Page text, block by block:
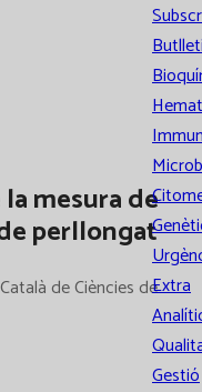
Extra
Gestió
la mesura de
perllongat
de Ciències de